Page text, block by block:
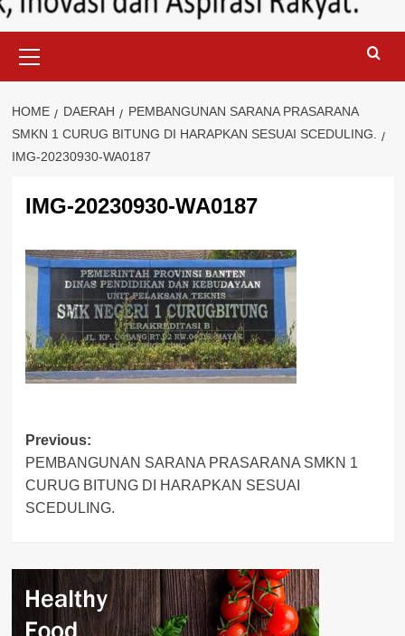
Menu
HOME DAERAH
PEMBANGUNAN SARANA PRASARANA
SMKN 1 CURUG BITUNG DI HARAPKAN SESUAI SCEDULING.
IMG-20230930-WA0187
IMG-20230930-WA0187
Post
navigation
Previous:
PEMBANGUNAN SARANA PRASARANA SMKN 1
CURUG BITUNG DI HARAPKAN SESUAI
SCEDULING.